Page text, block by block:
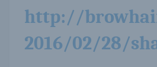
http://
2016/02/28/